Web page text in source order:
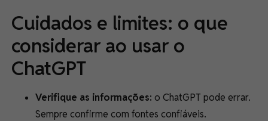
Cuidados e limites: o que
considerar ao usar o
ChatGPT
Verifique as informações: o ChatGPT pode errar.
Sempre confirme com fontes confiáveis.